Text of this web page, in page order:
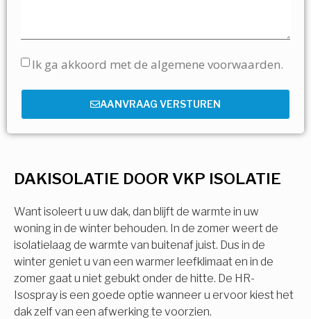
DAKISOLATIE DOOR VKP ISOLATIE
Want isoleert u uw dak, dan blijft de warmte in uw
woning in de winter behouden. In de zomer weert de
isolatielaag de warmte van buitenaf juist. Dus in de
winter geniet u van een warmer leefklimaat en in de
zomer gaat u niet gebukt onder de hitte. De HR-
Isospray is een goede optie wanneer u ervoor kiest het
dak zelf van een afwerking te voorzien.
Ik ga akkoord met de algemene voorwaarden.
AANVRAAG VERSTUREN